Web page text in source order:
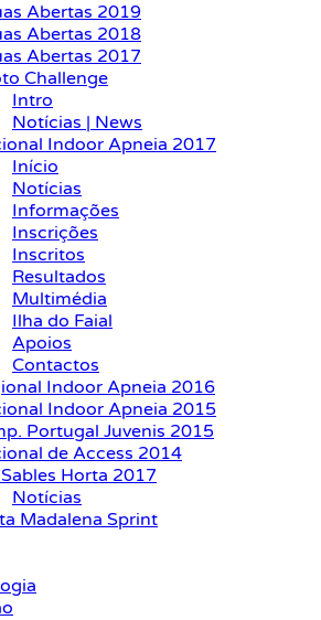
Abertas 2019
Abertas 2018
Abertas 2017
Challenge
Intro
Notícias | News
Indoor Apneia 2017
Início
Notícias
Informações
Inscrições
Inscritos
Resultados
Multimédia
Ilha do Faial
Apoios
Contactos
Indoor Apneia 2016
Indoor Apneia 2015
Portugal Juvenis 2015
de Access 2014
Horta 2017
Notícias
Madalena Sprint